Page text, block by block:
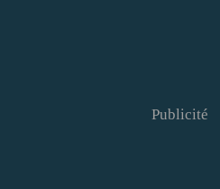
Publicité